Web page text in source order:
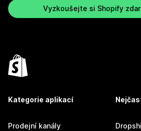
Vyzkoušejte si Shopify
Kategorie aplikací
Prodejní kanály